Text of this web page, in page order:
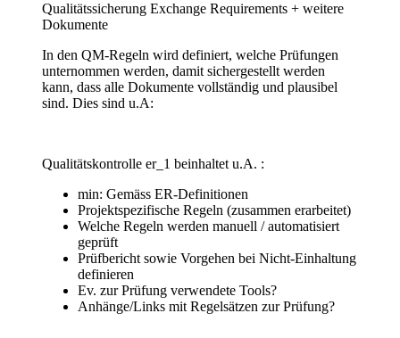
Qualitätssicherung Exchange Requirements + weitere
Dokumente
In den QM-Regeln wird definiert, welche Prüfungen
unternommen werden, damit sichergestellt werden
kann, dass alle Dokumente vollständig und plausibel
sind. Dies sind u.A:
Qualitätskontrolle er_1 beinhaltet u.A. :
min: Gemäss ER-Definitionen
Projektspezifische Regeln (zusammen erarbeitet)
Welche Regeln werden manuell / automatisiert
geprüft
Prüfbericht sowie Vorgehen bei Nicht-Einhaltung
definieren
Ev. zur Prüfung verwendete Tools?
Anhänge/Links mit Regelsätzen zur Prüfung?